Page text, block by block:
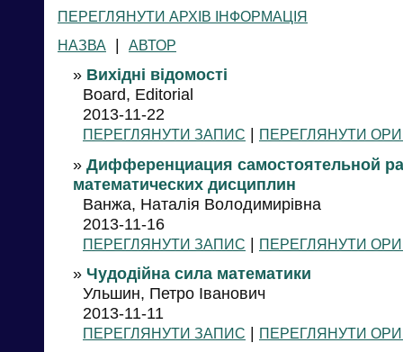
ПЕРЕГЛЯНУТИ АРХІВ ІНФОРМАЦІЯ
НАЗВА
| АВТОР
» Вихідні відомості
Board, Editorial
2013-11-22
ПЕРЕГЛЯНУТИ ЗАПИС | ПЕРЕГЛЯНУТИ
» Дифференциация самостоятельной
математических дисциплин
Ванжа, Наталія Володимирівна
2013-11-16
ПЕРЕГЛЯНУТИ ЗАПИС | ПЕРЕГЛЯНУТИ
» Чудодійна сила математики
Ульшин, Петро Іванович
2013-11-11
ПЕРЕГЛЯНУТИ ЗАПИС | ПЕРЕГЛЯНУТИ